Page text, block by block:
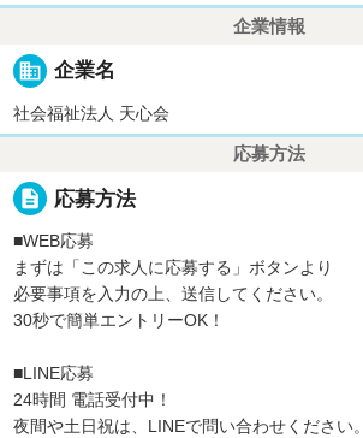
企業情報
business 企業名
社会福祉法人 天心会
応募方法
description 応募方法
■WEB応募
まずは「この求人に応募する」ボタンより
必要事項を入力の上、送信してください。
30秒で簡単エントリーOK！
■LINE応募
24時間 電話受付中！
夜間や土日祝は、LINEで問い合わせください。